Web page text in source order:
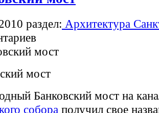
раздел: Архитектура
мост
Банковский мост на
собора получил свое